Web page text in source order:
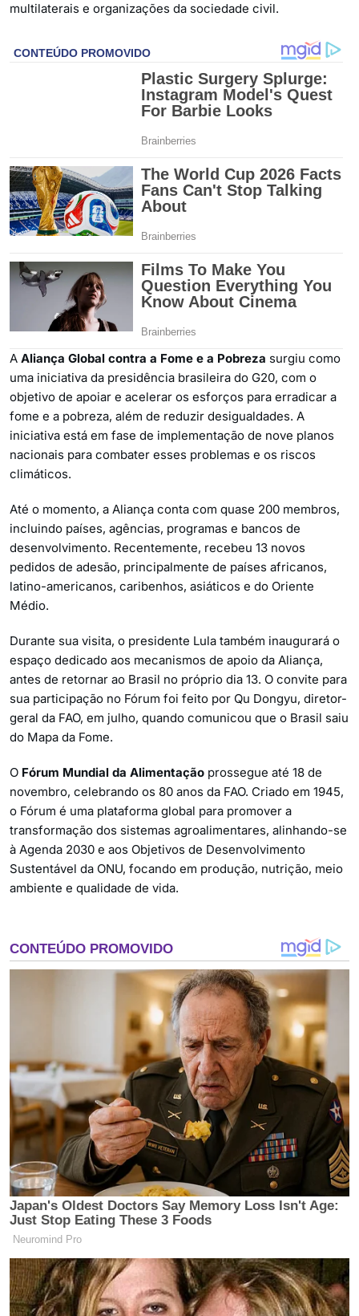
multilaterais e organizações da sociedade civil.
A Aliança Global contra a Fome e a Pobreza surgiu como
uma iniciativa da presidência brasileira do G20, com o
objetivo de apoiar e acelerar os esforços para erradicar a
fome e a pobreza, além de reduzir desigualdades. A
iniciativa está em fase de implementação de nove planos
nacionais para combater esses problemas e os riscos
climáticos.
Até o momento, a Aliança conta com quase 200 membros,
incluindo países, agências, programas e bancos de
desenvolvimento. Recentemente, recebeu 13 novos
pedidos de adesão, principalmente de países africanos,
latino-americanos, caribenhos, asiáticos e do Oriente
Médio.
Durante sua visita, o presidente Lula também inaugurará o
espaço dedicado aos mecanismos de apoio da Aliança,
antes de retornar ao Brasil no próprio dia 13. O convite para
sua participação no Fórum foi feito por Qu Dongyu, diretor-
geral da FAO, em julho, quando comunicou que o Brasil saiu
do Mapa da Fome.
O Fórum Mundial da Alimentação prossegue até 18 de
novembro, celebrando os 80 anos da FAO. Criado em 1945,
o Fórum é uma plataforma global para promover a
transformação dos sistemas agroalimentares, alinhando-se
à Agenda 2030 e aos Objetivos de Desenvolvimento
Sustentável da ONU, focando em produção, nutrição, meio
ambiente e qualidade de vida.